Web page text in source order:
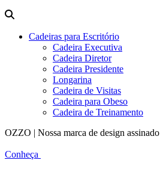
Cadeiras para Escritório
Cadeira Executiva
Cadeira Diretor
Cadeira Presidente
Longarina
Cadeira de Visitas
Cadeira para Obeso
Cadeira de Treinamento
OZZO | Nossa marca de design assinado
Conheça